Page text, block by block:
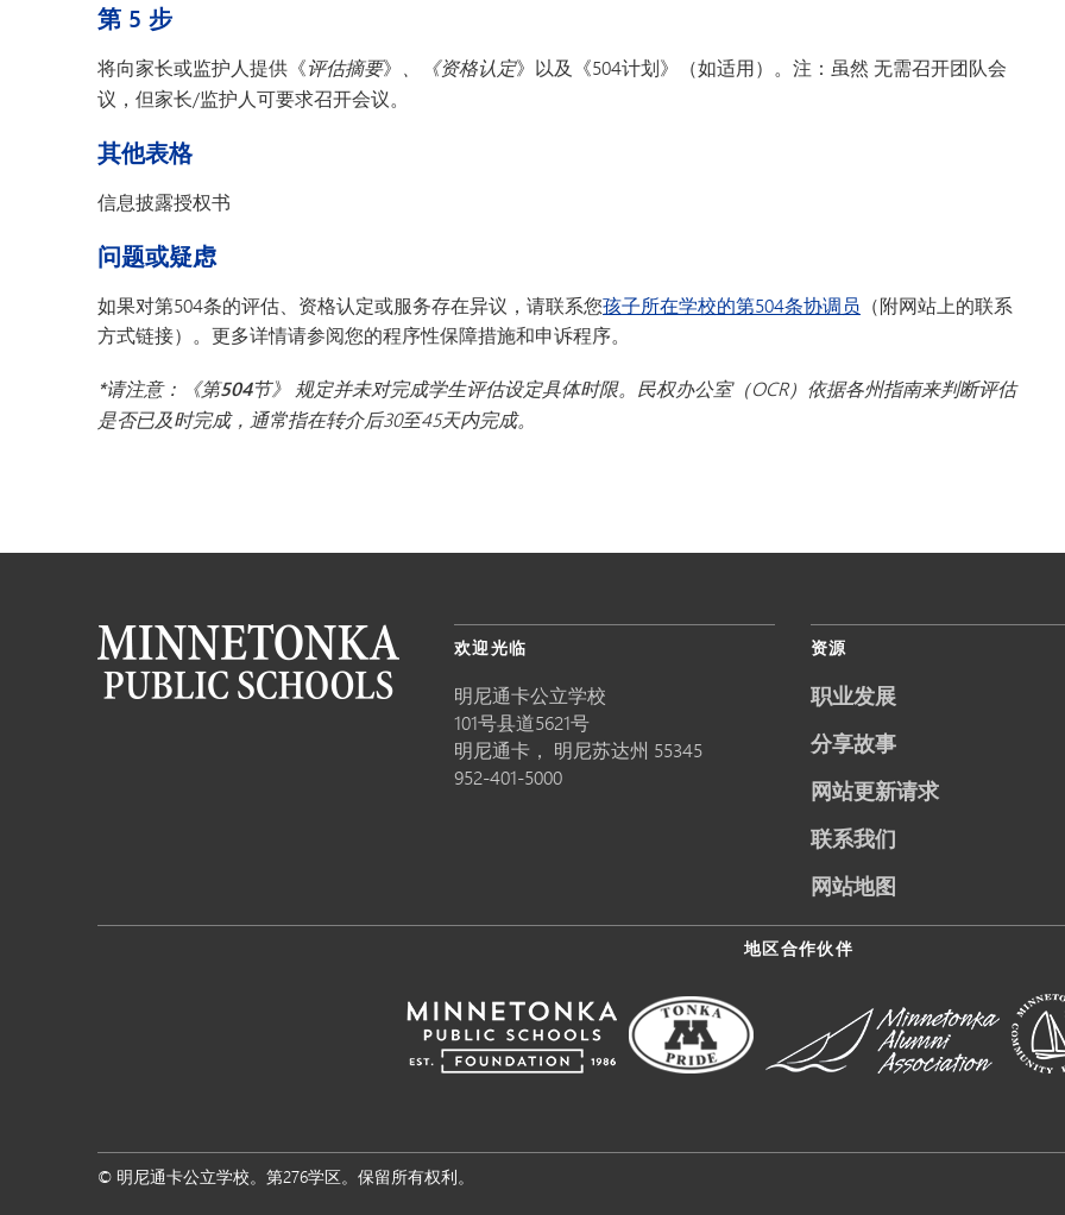
第 5 步
将向家长或监护人提供《评估摘要》 、《资格认定》以及《504计划》（如适用）。 注：虽然 无需召开团队会
议，但家长/监护人可要求召开会议。
其他表格
信息披露授权书
问题或疑虑
如果对第504条的评估、资格认定或服务存在异议，请联系您孩子所在学校的第504条协调员 （附网站上的联系
方式链接）。更多详情请参阅您的程序性保障措施和申诉程序。
*请注意：《第504节》 规定并未对完成学生评估设定具体时限。民权办公室（OCR）依据各州指南来判断评估
是否已及时完成，通常指在转介后30至45天内完成。
欢迎光临
明尼通卡公立学校
101号县道5621号
明尼通卡， 明尼苏达州 55345
952-401-5000
资源
职业发展
分享故事
网站更新请求
联系我们
网站地图
地区合作伙伴
© 明尼通卡公立学校。第276学区。保留所有权利。